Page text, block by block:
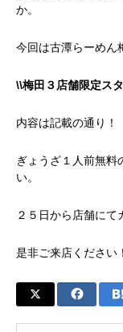
か。
今回は古潭らーめん
\\梅田３店舗限定ス
内容は記載の通り！
ぎょうざ１人前無料
い。
２５日から店舗にて
是非ご来店ください！